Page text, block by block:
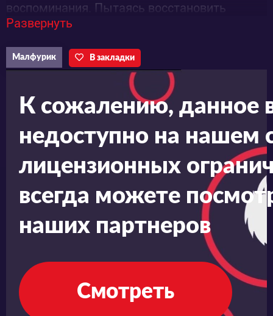
воспоминания. Пытаясь восстановить
прошлое, она сталкивается с новыми,
неожиданными фактами.
Развернуть
Малфурик В закладки
К сожалению, данное
недоступно на нашем
лицензионных
всегда можете
наших партнеров
Смотреть